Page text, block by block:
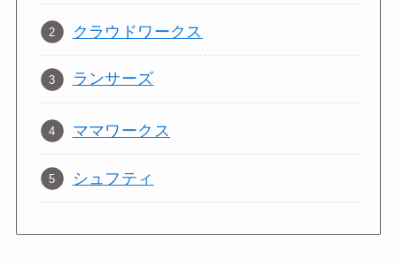
クラウドワークス
ランサーズ
ママワークス
シュフティ